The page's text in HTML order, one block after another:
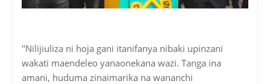
"Nilijiuliza ni hoja gani itanifanya nibaki upinzani
wakati maendeleo yanaonekana wazi. Tanga ina
amani, huduma zinaimarika na wananchi